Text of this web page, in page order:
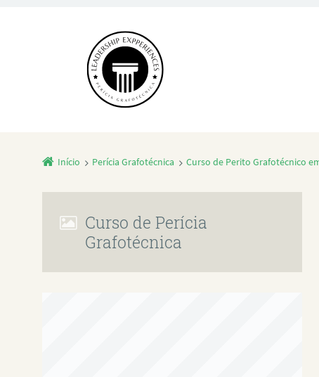
Início Perícia Grafotécnica Curso de Perito Grafotécnico
Curso de Perícia
Grafotécnica